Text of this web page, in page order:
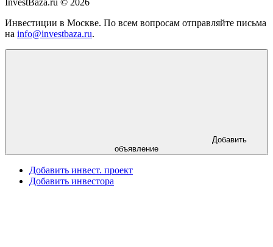
Инвестиции в Москве. По всем вопросам отправляйте письма
на info@investbaza.ru.
Добавить
объявление
Добавить инвест. проект
Добавить инвестора